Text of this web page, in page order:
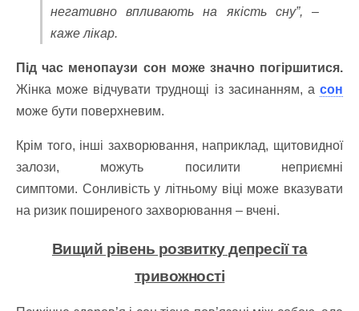
негативно впливають на якість сну”, –
каже лікар.
Під час менопаузи сон може значно погіршитися.
Жінка може відчувати труднощі із засинанням, а сон
може бути поверхневим.
Крім того, інші захворювання, наприклад, щитовидної
залози, можуть посилити неприємні
симптоми. Сонливість у літньому віці може вказувати
на ризик поширеного захворювання – вчені.
Вищий рівень розвитку депресії та
тривожності